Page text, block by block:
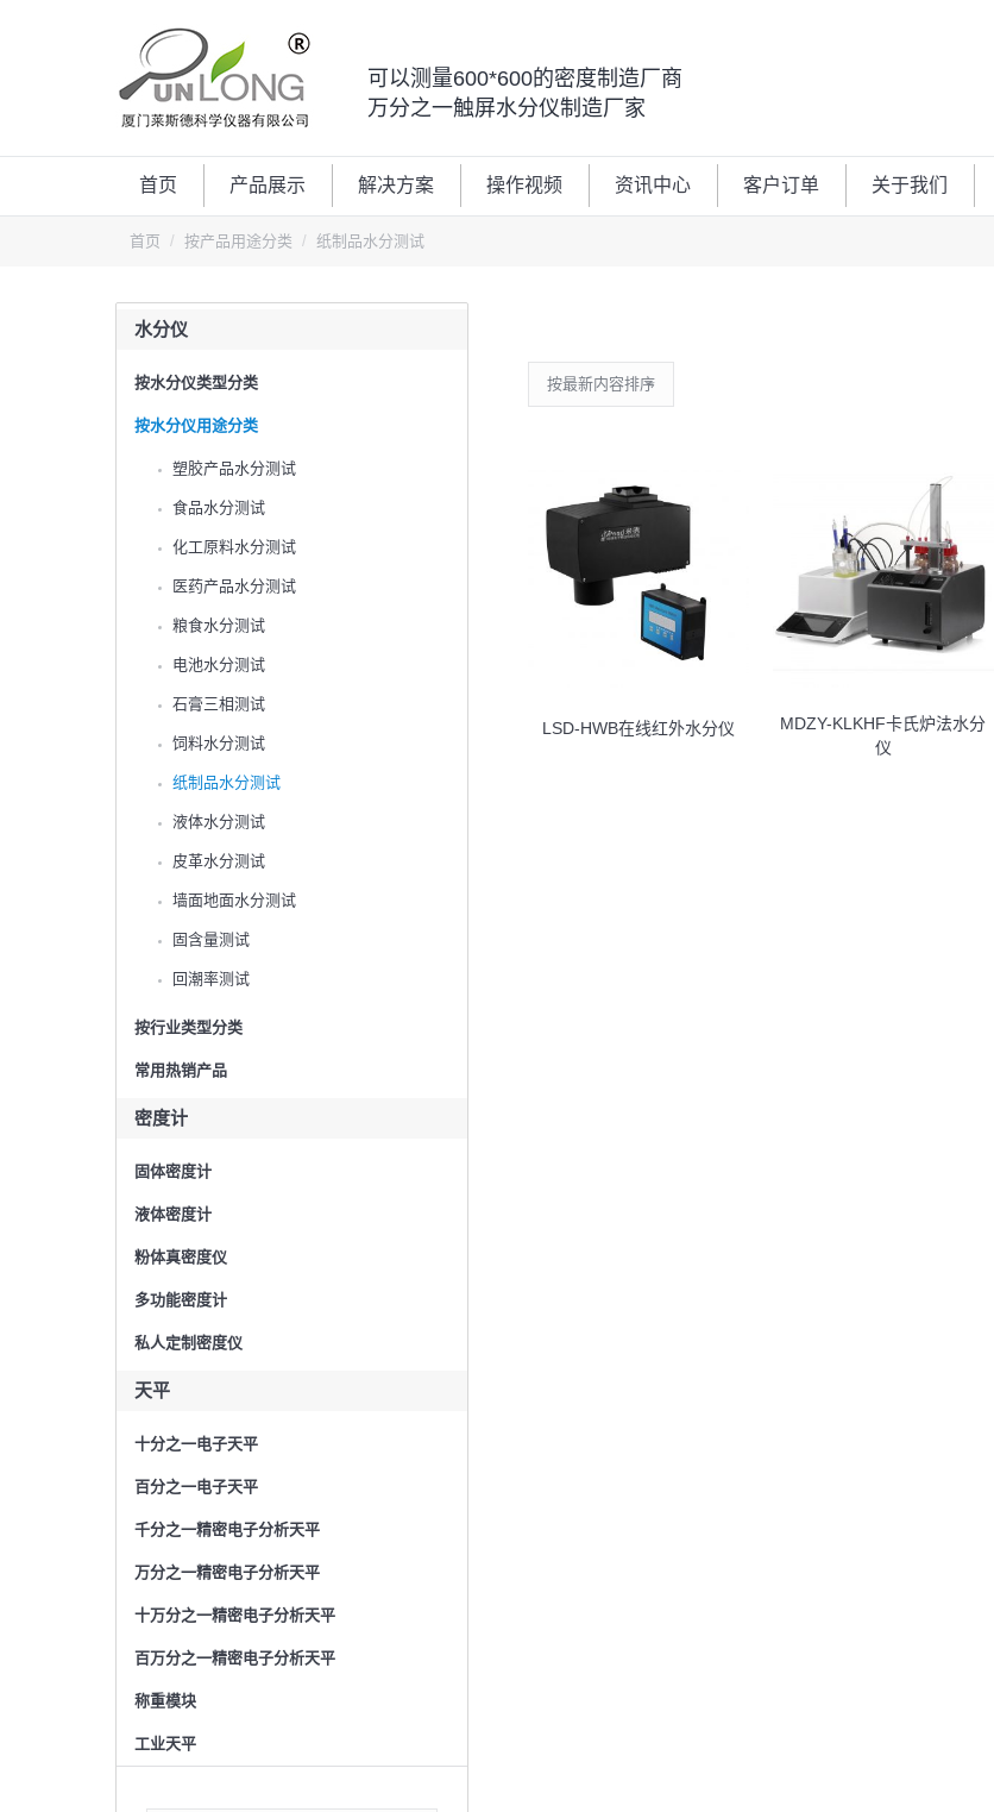
可以测量600*600的密度制造厂商
万分之一触屏水分仪制造厂家
首页 产品展示 解决方案 操作视频 资讯中心 客户订单 关于我们
首页
按产品用途分类 纸制品水分测试
LSD-HWB在线红外水分仪
MDZY-KLKHF卡氏炉法水分
仪
水分仪
按水分仪类型分类
按水分仪用途分类
塑胶产品水分测试
食品水分测试
化工原料水分测试
医药产品水分测试
粮食水分测试
电池水分测试
石膏三相测试
饲料水分测试
纸制品水分测试
液体水分测试
皮革水分测试
墙面地面水分测试
固含量测试
回潮率测试
按行业类型分类
常用热销产品
密度计
固体密度计
液体密度计
粉体真密度仪
多功能密度计
私人定制密度仪
天平
十分之一电子天平
百分之一电子天平
千分之一精密电子分析天平
万分之一精密电子分析天平
十万分之一精密电子分析天平
百万分之一精密电子分析天平
称重模块
工业天平